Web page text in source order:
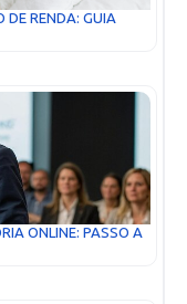
DE RENDA: GUIA
ONLINE: PASSO A